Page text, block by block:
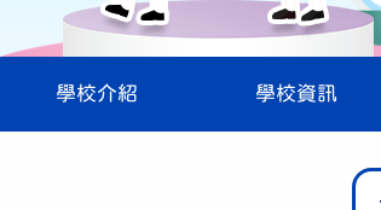
學校介紹 學校資訊